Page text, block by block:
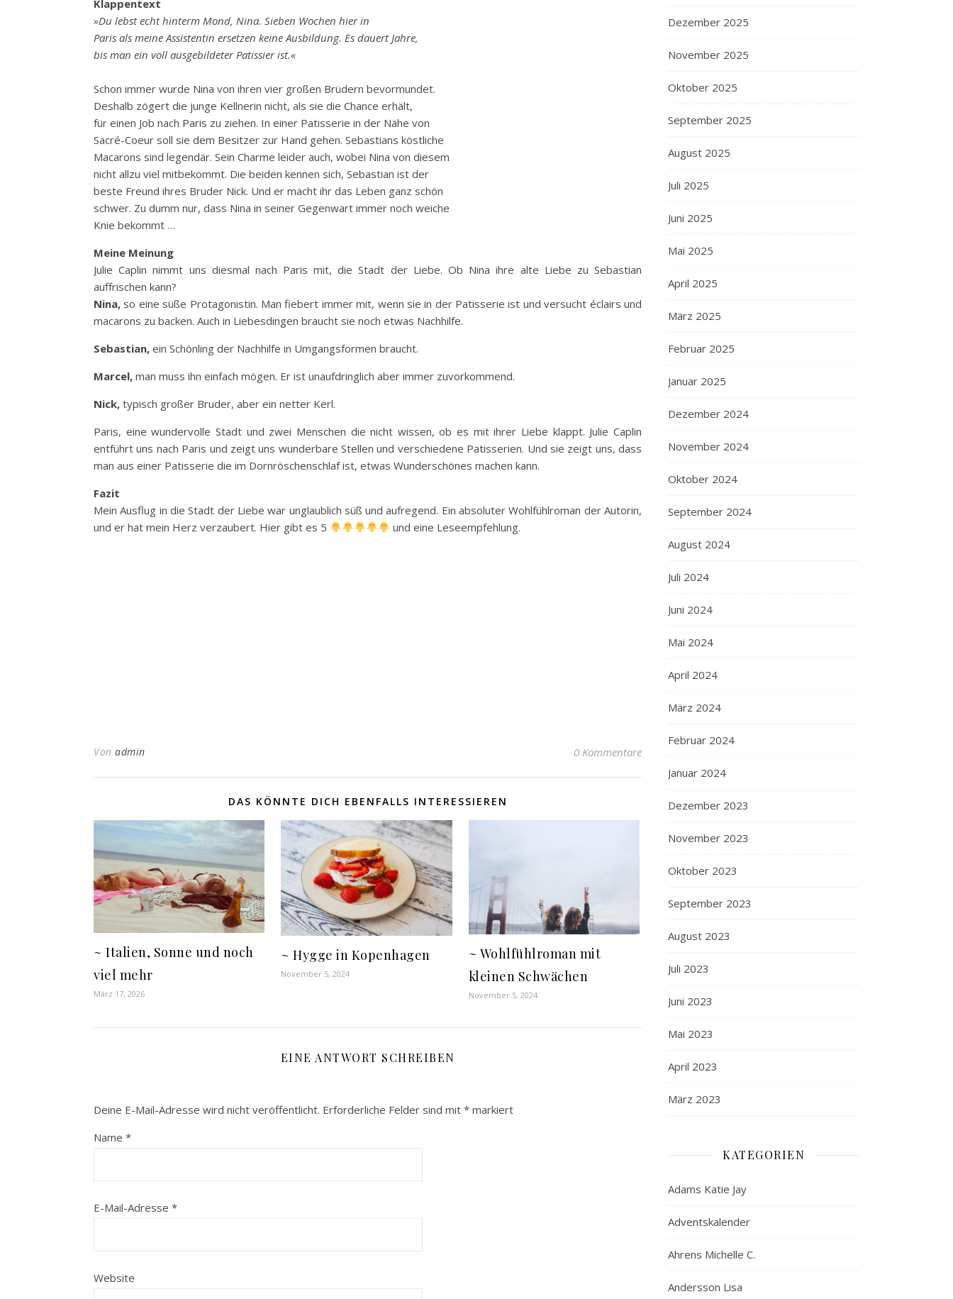
Klappentext
»Du lebst echt hinterm Mond, Nina. Sieben Wochen hier in
Paris als meine Assistentin ersetzen keine Ausbildung. Es dauert Jahre,
bis man ein voll ausgebildeter Patissier ist.«
Schon immer wurde Nina von ihren vier großen Brüdern bevormundet.
Deshalb zögert die junge Kellnerin nicht, als sie die Chance erhält,
für einen Job nach Paris zu ziehen. In einer Patisserie in der Nähe von
Sacré-Coeur soll sie dem Besitzer zur Hand gehen. Sebastians köstliche
Macarons sind legendär. Sein Charme leider auch, wobei Nina von diesem
nicht allzu viel mitbekommt. Die beiden kennen sich, Sebastian ist der
beste Freund ihres Bruder Nick. Und er macht ihr das Leben ganz schön
schwer. Zu dumm nur, dass Nina in seiner Gegenwart immer noch weiche
Knie bekommt …
Meine Meinung
Julie Caplin nimmt uns diesmal nach Paris mit, die Stadt der Liebe. Ob Nina ihre alte Liebe zu Sebastian
auffrischen kann?
Nina, so eine süße Protagonistin. Man fiebert immer mit, wenn sie in der Patisserie ist und versucht éclairs und
macarons zu backen. Auch in Liebesdingen braucht sie noch etwas Nachhilfe.
Sebastian, ein Schönling der Nachhilfe in Umgangsformen braucht.
Marcel, man muss ihn einfach mögen. Er ist unaufdringlich aber immer zuvorkommend.
Nick, typisch großer Bruder, aber ein netter Kerl.
Paris, eine wundervolle Stadt und zwei Menschen die nicht wissen, ob es mit ihrer Liebe klappt. Julie Caplin
entführt uns nach Paris und zeigt uns wunderbare Stellen und verschiedene Patisserien. Und sie zeigt uns, dass
man aus einer Patisserie die im Dornröschenschlaf ist, etwas Wunderschönes machen kann.
Fazit
Mein Ausflug in die Stadt der Liebe war unglaublich süß und aufregend. Ein absoluter Wohlfühlroman der Autorin,
und er hat mein Herz verzaubert. Hier gibt es 5
und eine Leseempfehlung.
Von admin 0 Kommentare
DAS KÖNNTE DICH EBENFALLS INTERESSIEREN
~ Italien, Sonne und noch
viel mehr
März 17, 2026
~ Hygge in Kopenhagen
November 5, 2024
~ Wohlfühlroman mit
kleinen Schwächen
November 5, 2024
EINE ANTWORT SCHREIBEN
Deine E-Mail-Adresse wird nicht veröffentlicht. Erforderliche Felder sind mit * markiert
Name *
E-Mail-Adresse *
Website
Dezember 2025
November 2025
Oktober 2025
September 2025
August 2025
Juli 2025
Juni 2025
Mai 2025
April 2025
März 2025
Februar 2025
Januar 2025
Dezember 2024
November 2024
Oktober 2024
September 2024
August 2024
Juli 2024
Juni 2024
Mai 2024
April 2024
März 2024
Februar 2024
Januar 2024
Dezember 2023
November 2023
Oktober 2023
September 2023
August 2023
Juli 2023
Juni 2023
Mai 2023
April 2023
März 2023
KATEGORIEN
Adams Katie Jay
Adventskalender
Ahrens Michelle C.
Andersson Lisa